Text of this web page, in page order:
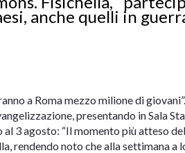
anche quelli in
a Roma mezzo milione di
presentando in Sala
3 agosto: “Il momento più atteso
rendendo noto che alla settimana